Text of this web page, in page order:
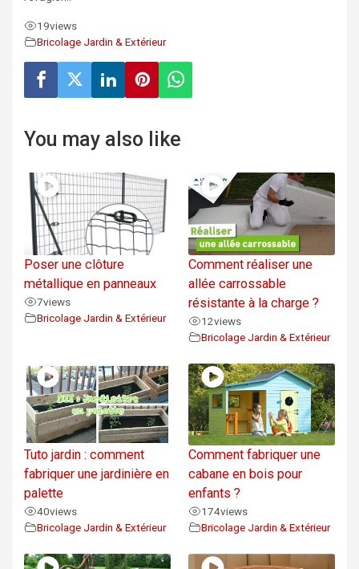
19views
Bricolage Jardin & Extérieur
You may also like
Poser une clôture
métallique en panneaux
7views
Bricolage Jardin & Extérieur
Comment réaliser une
allée carrossable
résistante à la charge ?
12views
Bricolage Jardin & Extérieur
Tuto jardin : comment
fabriquer une jardinière en
palette
40views
Bricolage Jardin & Extérieur
Comment fabriquer une
cabane en bois pour
enfants ?
174views
Bricolage Jardin & Extérieur